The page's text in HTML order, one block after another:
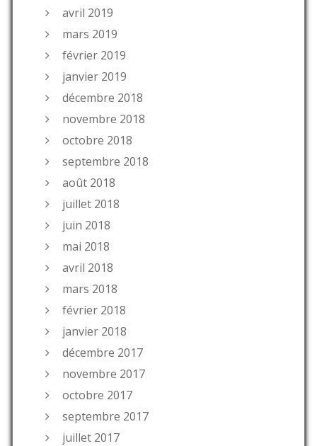
avril 2019
mars 2019
février 2019
janvier 2019
décembre 2018
novembre 2018
octobre 2018
septembre 2018
août 2018
juillet 2018
juin 2018
mai 2018
avril 2018
mars 2018
février 2018
janvier 2018
décembre 2017
novembre 2017
octobre 2017
septembre 2017
juillet 2017